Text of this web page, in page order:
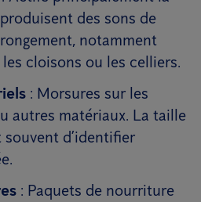
des sons de
notamment
cloisons ou les celliers.
: Morsures sur les
autres matériaux. La taille
d’identifier
: Paquets de nourriture